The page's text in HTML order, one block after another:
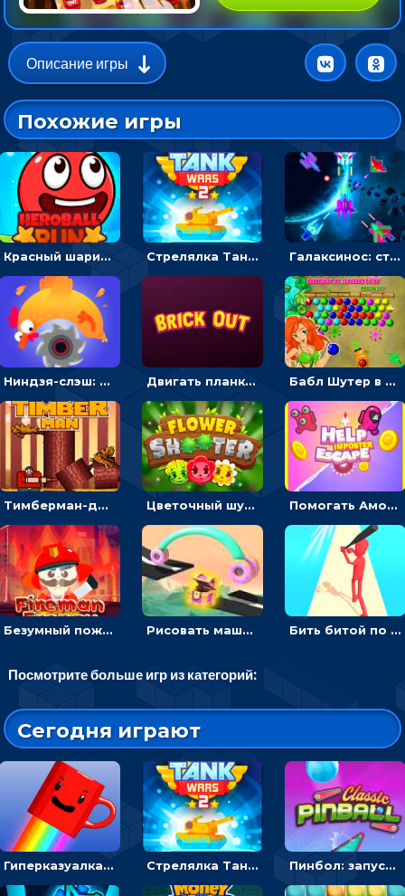
Описание игры
Похожие игры
Красный шарик-герой в бегах: прыгать, чтобы избегать препятствий Стрелялка Танковые войны: бить по танку врага, чтобы уничтожить зло Галаксинос: стрелялка в космосе по врагам
Ниндзя-слэш: запускай оружие по целям и становись мастером сюрикенов Двигать планку и бить шариком по цветным блокам - гиперказуальная Бабл Шутер в джунглях: стрелять шариками по цветным целям
Тимберман-дровосек: меняй сторону и руби дерево Цветочный шутер: стрелять пчелками по цветам Помогать Амонг Ас бежать из комнаты через преграды - приключения
Безумный пожарный: направлять шланг, чтобы тушить горящие бревна Рисовать машину и выигрывать гонку - для мальчиков Бить битой по шарику, чтобы сбивать кубики с буквами на пути к финишу - 3D
Посмотрите больше игр из категорий:
Сегодня играют
Гиперказуалка Летающая чашка кофе: двигаться и собирать кубики сахара Стрелялка Танковые войны: бить по танку врага, чтобы уничтожить зло Пинбол: запускать шарик, чтобы выбивать очки